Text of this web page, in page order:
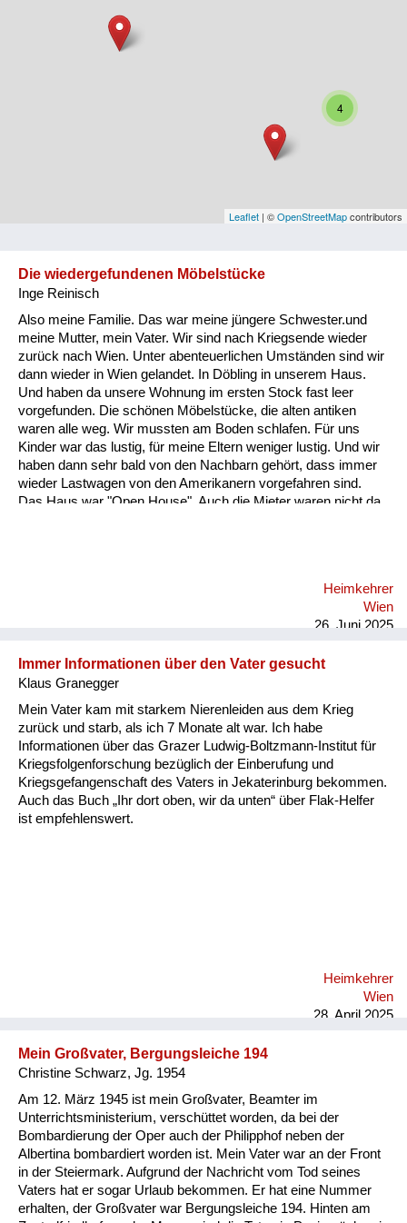
Vorarlberg
Besatzungsmächte
Frauen, Mütter, Kinder
Versorgung
Heimkehrer
Fluchtgeschichten
Wohnen
4
Leaflet | ©OpenStreetMapcontributors
Die wiedergefundenen Möbelstücke
Inge Reinisch
Also meine Familie. Das war meine jüngere Schwester.und
meine Mutter, mein Vater. Wir sind nach Kriegsende wieder
zurück nach Wien. Unter abenteuerlichen Umständen sind wir
dann wieder in Wien gelandet. In Döbling in unserem Haus.
Und haben da unsere Wohnung im ersten Stock fast leer
vorgefunden. Die schönen Möbelstücke, die alten antiken
waren alle weg. Wir mussten am Boden schlafen. Für uns
Kinder war das lustig, für meine Eltern weniger lustig. Und wir
haben dann sehr bald von den Nachbarn gehört, dass immer
wieder Lastwagen von den Amerikanern vorgefahren sind.
Das Haus war "Open House". Auch die Mieter waren nicht da,
seine Möbel. Und meine Mutter. Und das ist das Schöne an
Heimkehrer
Wien
26. Juni 2025
Immer Informationen über den Vater gesucht
Klaus Granegger
Mein Vater kam mit starkem Nierenleiden aus dem Krieg
zurück und starb, als ich 7 Monate alt war. Ich habe
Informationen über das Grazer Ludwig-Boltzmann-Institut für
Kriegsfolgenforschung bezüglich der Einberufung und
Kriegsgefangenschaft des Vaters in Jekaterinburg bekommen.
Auch das Buch „Ihr dort oben, wir da unten“ über Flak-Helfer
ist empfehlenswert.
Heimkehrer
Wien
28. April 2025
Mein Großvater, Bergungsleiche 194
Christine Schwarz, Jg. 1954
Am 12. März 1945 ist mein Großvater, Beamter im
Unterrichtsministerium, verschüttet worden, da bei der
Bombardierung der Oper auch der Philipphof neben der
Albertina bombardiert worden ist. Mein Vater war an der Front
in der Steiermark. Aufgrund der Nachricht vom Tod seines
Vaters hat er sogar Urlaub bekommen. Er hat eine Nummer
erhalten, der Großvater war Bergungsleiche 194. Hinten am